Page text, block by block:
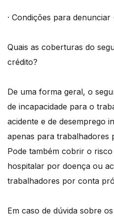
· Condições para
Quais as coberturas do
crédito?
De uma forma geral, o
de incapacidade para o
acidente e de desemprego
apenas para trabalhadores
Pode também cobrir o
hospitalar por doença ou
trabalhadores por conta
Em caso de dúvida sobre